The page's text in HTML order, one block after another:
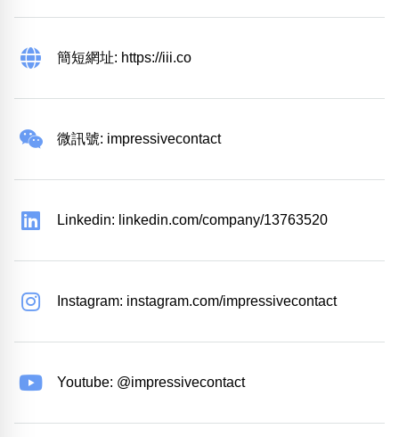
簡短網址: https://iii.co
微訊號: impressivecontact
Linkedin: linkedin.com/company/13763520
Instagram: instagram.com/impressivecontact
Youtube: @impressivecontact